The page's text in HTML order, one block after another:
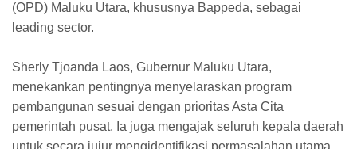
(OPD) Maluku Utara, khususnya Bappeda, sebagai
leading sector.
Sherly Tjoanda Laos, Gubernur Maluku Utara,
menekankan pentingnya menyelaraskan program
pembangunan sesuai dengan prioritas Asta Cita
pemerintah pusat. Ia juga mengajak seluruh kepala daerah
untuk secara jujur mengidentifikasi permasalahan utama